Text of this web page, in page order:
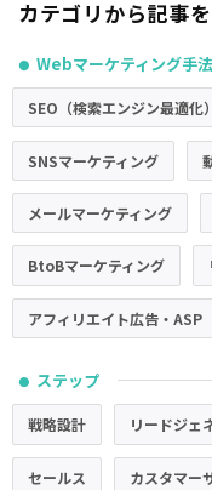
カテゴリから記事
● Webマーケティング手法
SEO（検索エンジン最適化）
SNSマーケティング
メールマーケティング
BtoBマーケティング
アフィリエイト広告・ASP
● ステップ
戦略設計 リードジェ
セールス カスタマー